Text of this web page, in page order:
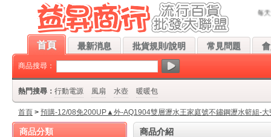
王家庭號不鏽鋼瀝水籃組-大號25CM-★益昇★流行百貨批發 歡迎您!本站每天都
首頁 最新消息 批貨規則/說明 常見問題
商品搜尋：
熱門搜尋： 行動電源 風扇 水壺 暖暖包
首頁 > 預購-12/08免200UP▲外-AQ1904雙層瀝水王家庭號不鏽鋼瀝水籃組-大
商品介紹
商品分類